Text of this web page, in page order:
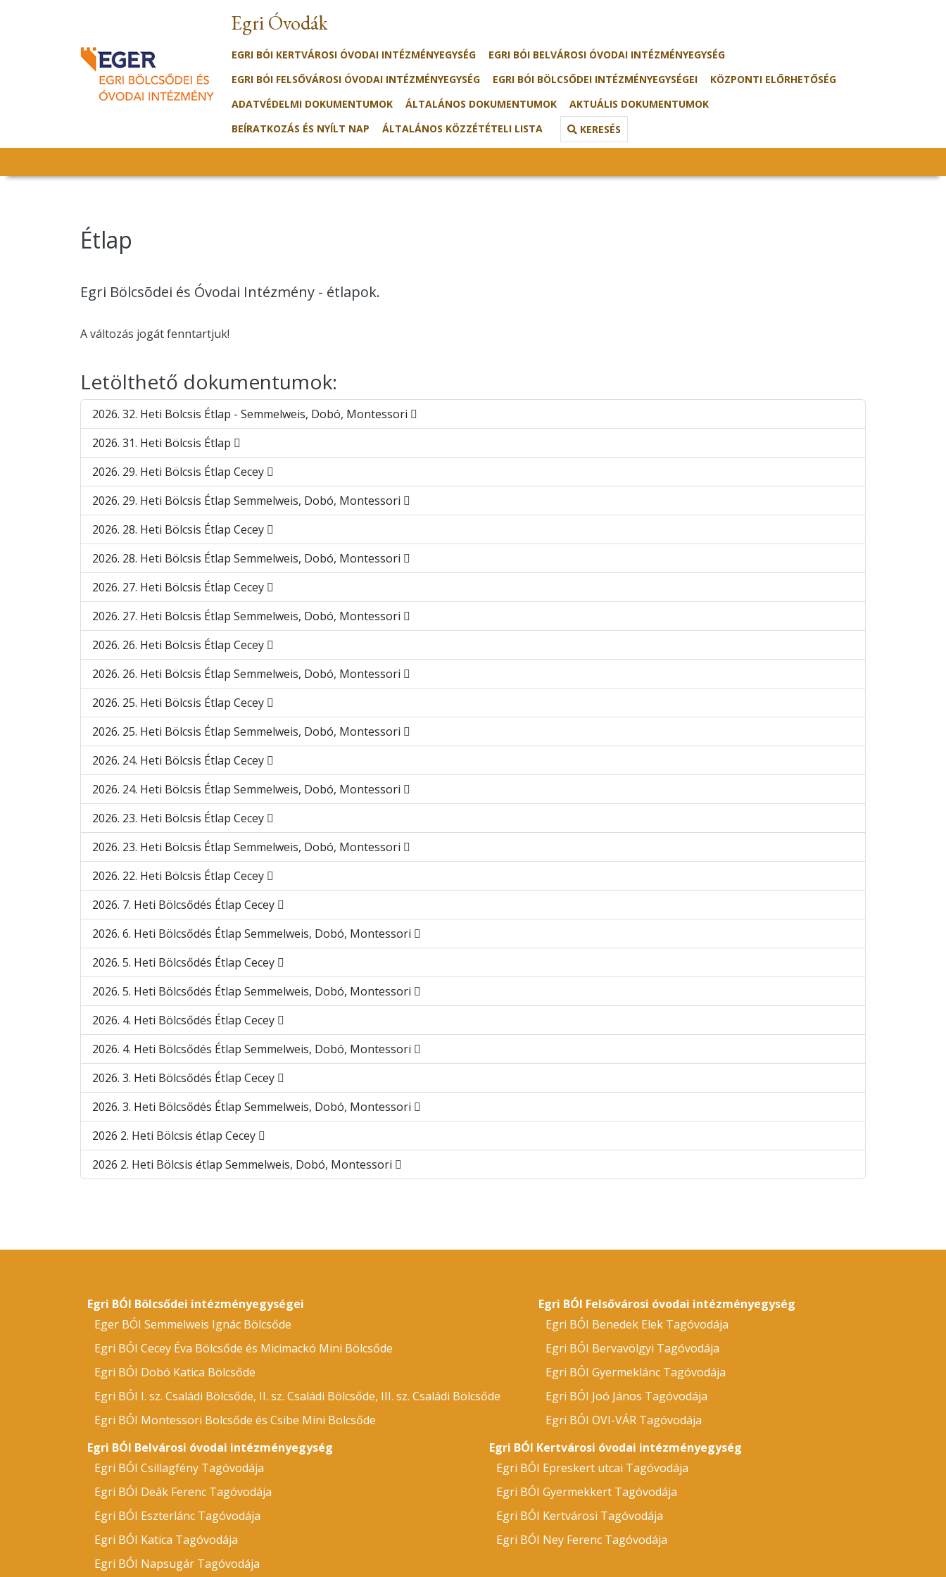
Egri Óvodák
EGRI BÓI KERTVÁROSI ÓVODAI INTÉZMÉNYEGYSÉG
EGRI BÓI BELVÁROSI ÓVODAI INTÉZMÉNYEGYSÉG
EGRI BÓI FELSŐVÁROSI ÓVODAI INTÉZMÉNYEGYSÉG
EGRI BÓI BÖLCSŐDEI INTÉZMÉNYEGYSÉGEI
KÖZPONTI ELŐRHETŐSÉG
ADATVÉDELMI DOKUMENTUMOK
ÁLTALÁNOS DOKUMENTUMOK
AKTUÁLIS DOKUMENTUMOK
BEÍRATKOZÁS ÉS NYÍLT NAP
ÁLTALÁNOS KÖZZÉTÉTELI LISTA KERESÉS
Étlap
Egri Bölcsõdei és Óvodai Intézmény - étlapok.
A változás jogát fenntartjuk!
Letölthető dokumentumok:
2026. 32. Heti Bölcsis Étlap - Semmelweis, Dobó, Montessori
2026. 31. Heti Bölcsis Étlap
2026. 29. Heti Bölcsis Étlap Cecey
2026. 29. Heti Bölcsis Étlap Semmelweis, Dobó, Montessori
2026. 28. Heti Bölcsis Étlap Cecey
2026. 28. Heti Bölcsis Étlap Semmelweis, Dobó, Montessori
2026. 27. Heti Bölcsis Étlap Cecey
2026. 27. Heti Bölcsis Étlap Semmelweis, Dobó, Montessori
2026. 26. Heti Bölcsis Étlap Cecey
2026. 26. Heti Bölcsis Étlap Semmelweis, Dobó, Montessori
2026. 25. Heti Bölcsis Étlap Cecey
2026. 25. Heti Bölcsis Étlap Semmelweis, Dobó, Montessori
2026. 24. Heti Bölcsis Étlap Cecey
2026. 24. Heti Bölcsis Étlap Semmelweis, Dobó, Montessori
2026. 23. Heti Bölcsis Étlap Cecey
2026. 23. Heti Bölcsis Étlap Semmelweis, Dobó, Montessori
2026. 22. Heti Bölcsis Étlap Cecey
2026. 7. Heti Bölcsődés Étlap Cecey
2026. 6. Heti Bölcsődés Étlap Semmelweis, Dobó, Montessori
2026. 5. Heti Bölcsődés Étlap Cecey
2026. 5. Heti Bölcsődés Étlap Semmelweis, Dobó, Montessori
2026. 4. Heti Bölcsődés Étlap Cecey
2026. 4. Heti Bölcsődés Étlap Semmelweis, Dobó, Montessori
2026. 3. Heti Bölcsődés Étlap Cecey
2026. 3. Heti Bölcsődés Étlap Semmelweis, Dobó, Montessori
2026 2. Heti Bölcsis étlap Cecey
2026 2. Heti Bölcsis étlap Semmelweis, Dobó, Montessori
Egri BÓI Bölcsődei intézményegységei
Eger BÓI Semmelweis Ignác Bölcsőde
Egri BÓI Cecey Éva Bölcsőde és Micimackó Mini Bölcsőde
Egri BÓI Dobó Katica Bölcsőde
Egri BÓI I. sz. Családi Bölcsőde, II. sz. Családi Bölcsőde, III. sz. Családi Bölcsőde
Egri BÓI Montessori Bolcsőde és Csibe Mini Bolcsőde
Egri BÓI Felsővárosi óvodai intézményegység
Egri BÓI Benedek Elek Tagóvodája
Egri BÓI Bervavölgyi Tagóvodája
Egri BÓI Gyermeklánc Tagóvodája
Egri BÓI Joó János Tagóvodája
Egri BÓI OVI-VÁR Tagóvodája
Egri BÓI Belvárosi óvodai intézményegység
Egri BÓI Csillagfény Tagóvodája
Egri BÓI Deák Ferenc Tagóvodája
Egri BÓI Eszterlánc Tagóvodája
Egri BÓI Katica Tagóvodája
Egri BÓI Napsugár Tagóvodája
Egri BÓI Kertvárosi óvodai intézményegység
Egri BÓI Epreskert utcai Tagóvodája
Egri BÓI Gyermekkert Tagóvodája
Egri BÓI Kertvárosi Tagóvodája
Egri BÓI Ney Ferenc Tagóvodája